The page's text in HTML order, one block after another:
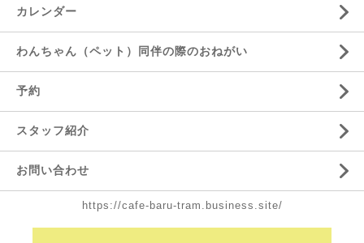
カレンダー
わんちゃん（ペット）同伴の際のおねがい
予約
スタッフ紹介
お問い合わせ
https://cafe-baru-tram.business.site/